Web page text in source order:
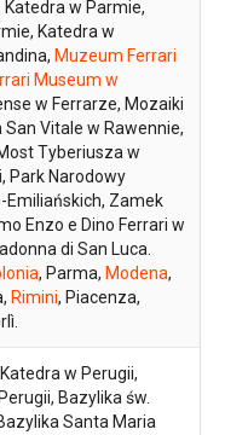
w Parmie,
Katedra w
Muzeum Ferrari
Museum w
w Ferrarze, Mozaiki
Vitale w Rawennie,
Tyberiusza w
Park Narodowy
Zamek
Enzo e Dino Ferrari w
di San Luca.
, Parma, Modena,
Rimini, Piacenza,
Katedra w Perugii,
Bazylika św.
Santa Maria